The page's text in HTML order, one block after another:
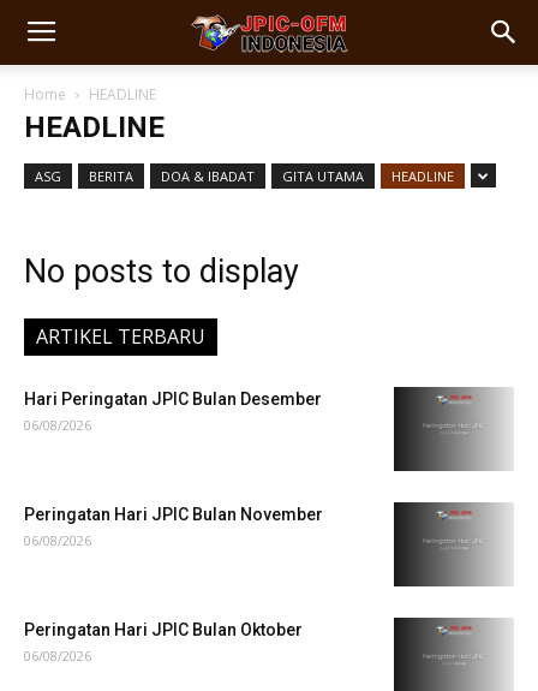
Home HEADLINE
HEADLINE
ASG BERITA DOA & IBADAT GITA UTAMA HEADLINE
No posts to display
ARTIKEL TERBARU
Hari Peringatan JPIC Bulan Desember
06/08/2026
Peringatan Hari JPIC Bulan November
06/08/2026
Peringatan Hari JPIC Bulan Oktober
06/08/2026